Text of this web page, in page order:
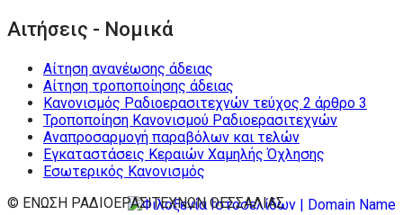
Αιτήσεις - Νομικά
Αίτηση ανανέωσης άδειας
Αίτηση τροποποίησης άδειας
Κανονισμός Ραδιοερασιτεχνών τεύχος 2 άρθρο 3
Τροποποίηση Κανονισμού Ραδιοερασιτεχνών
Αναπροσαρμογή παραβόλων και τελών
Εγκαταστάσεις Κεραιών Χαμηλής Όχλησης
Εσωτερικός Κανονισμός
© ΕΝΩΣΗ ΡΑΔΙΟΕΡΑΣΙΤΕΧΝΩΝ ΘΕΣΣΑΛΙΑΣ